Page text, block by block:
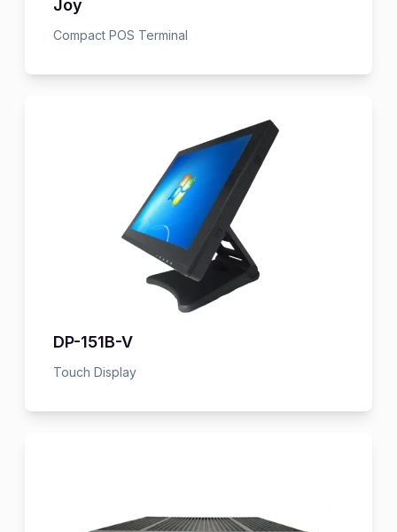
Joy
Compact POS Terminal
DP-151B-V
Touch Display